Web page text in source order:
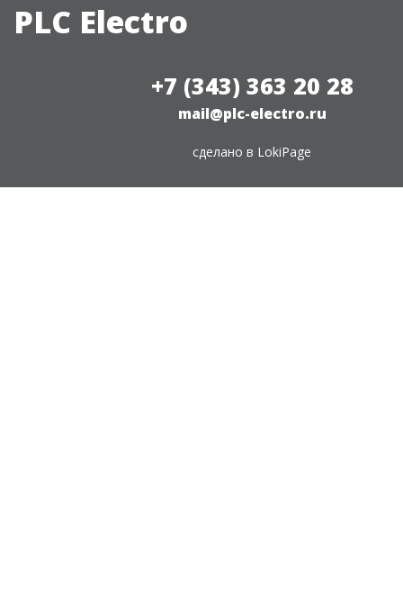
PLC Electro
+7 (343) 363 20 28
mail@plc-electro.ru
сделано в LokiPage